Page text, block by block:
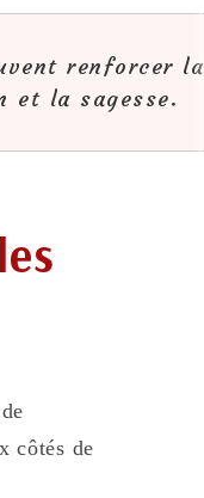
renforcer la
et la sagesse.
côtés de